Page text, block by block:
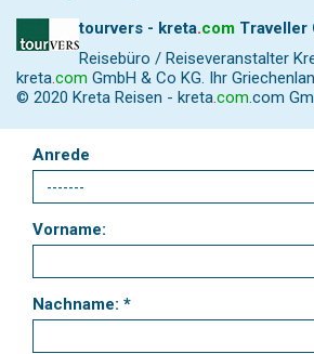
tourvers - kreta.com Traveller
Reisebüro / Reiseveranstalter
kreta.com GmbH & Co KG. Ihr
© 2020 Kreta Reisen - kreta.com.com
Anrede
Vorname:
Nachname: *